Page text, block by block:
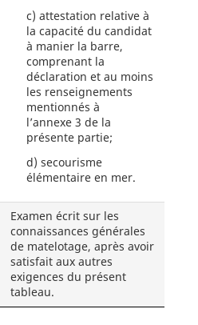
c) attestation relative à
la capacité du candidat
à manier la barre,
comprenant la
déclaration et au moins
les renseignements
mentionnés à
l’annexe 3 de la
présente partie;
d) secourisme
élémentaire en mer.
Examen écrit sur les
connaissances générales
de matelotage, après avoir
satisfait aux autres
exigences du présent
tableau.